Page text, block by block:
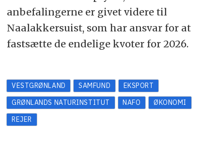
anbefalingerne er givet videre til
Naalakkersuist, som har ansvar for at
fastsætte de endelige kvoter for 2026.
VESTGRØNLAND SAMFUND
EKSPORT
GRØNLANDS NATURINSTITUT
NAFO
ØKONOMI
REJER